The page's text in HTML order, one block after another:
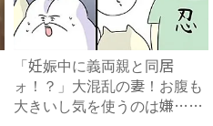
「妊娠中に義両親と同居
ォ！？」大混乱の妻！お腹も
大きいし気を使うのは嫌…⇒